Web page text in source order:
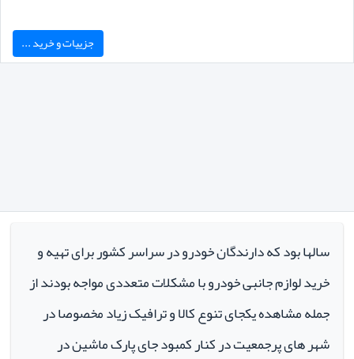
جزییات و خرید ...
سالها بود که دارندگان خودرو در سراسر کشور برای تهیه و
خرید لوازم جانبی خودرو با مشکلات متعددی مواجه بودند از
جمله مشاهده یکجای تنوع کالا و ترافیک زیاد مخصوصا در
شهر های پرجمعیت در کنار کمبود جای پارک ماشین در